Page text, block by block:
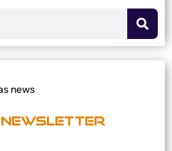
news
newsletter